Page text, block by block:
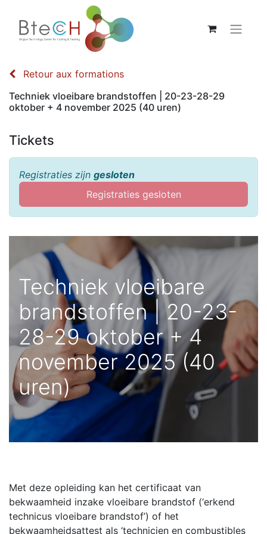
Retour aux formations
Techniek vloeibare brandstoffen | 20-23-28-29
oktober + 4 november 2025 (40 uren)
Tickets
Registraties zijn gesloten
Registraties gesloten
Techniek vloeibare
brandstoffen | 20-23-
28-29 oktober + 4
november 2025 (40
uren)
Met deze opleiding kan het certificaat van
bekwaamheid inzake vloeibare brandstof (‘erkend
technicus vloeibare brandstof’) of het
bekwaamheidsattest als ‘technicien en combustibles